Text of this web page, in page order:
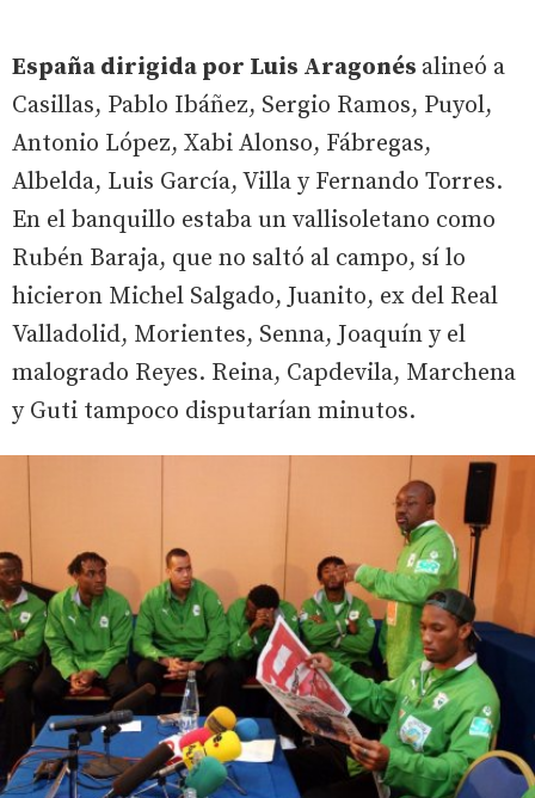
España dirigida por Luis Aragonés alineó a
Casillas, Pablo Ibáñez, Sergio Ramos, Puyol,
Antonio López, Xabi Alonso, Fábregas,
Albelda, Luis García, Villa y Fernando Torres.
En el banquillo estaba un vallisoletano como
Rubén Baraja, que no saltó al campo, sí lo
hicieron Michel Salgado, Juanito, ex del Real
Valladolid, Morientes, Senna, Joaquín y el
malogrado Reyes. Reina, Capdevila, Marchena
y Guti tampoco disputarían minutos.